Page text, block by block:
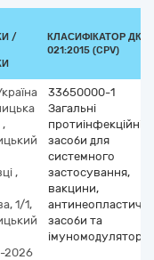
/
КЛАСИФІКАТОР ДК
021:2015 (CPV)
,
,
1/1,
2026
33650000-1
Загальні
протиінфекційні
засоби для
системного
застосування,
вакцини,
антинеопластичні
засоби та
імуномодулятори